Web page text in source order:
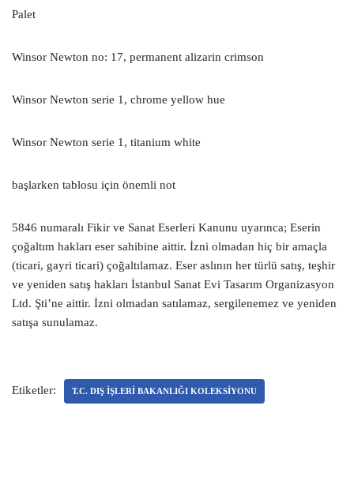
Palet
Winsor Newton no: 17, permanent alizarin crimson
Winsor Newton serie 1, chrome yellow hue
Winsor Newton serie 1, titanium white
başlarken tablosu için önemli not
5846 numaralı Fikir ve Sanat Eserleri Kanunu uyarınca; Eserin
çoğaltım hakları eser sahibine aittir. İzni olmadan hiç bir amaçla
(ticari, gayri ticari) çoğaltılamaz. Eser aslının her türlü satış, teşhir
ve yeniden satış hakları İstanbul Sanat Evi Tasarım Organizasyon
Ltd. Şti’ne aittir. İzni olmadan satılamaz, sergilenemez ve yeniden
satışa sunulamaz.
Etiketler: T.C. DIŞ İŞLERI BAKANLIĞI KOLEKSIYONU